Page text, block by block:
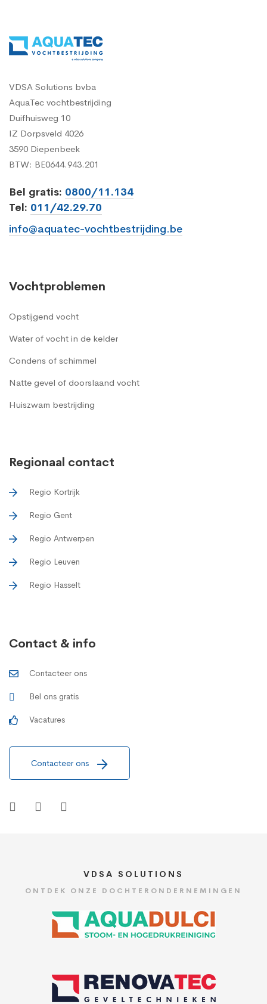
VDSA Solutions bvba
AquaTec vochtbestrijding
Duifhuisweg 10
IZ Dorpsveld 4026
3590 Diepenbeek
BTW: BE0644.943.201
Bel gratis: 0800/11.134
Tel: 011/42.29.70
info@aquatec-vochtbestrijding.be
Vochtproblemen
Opstijgend vocht
Water of vocht in de kelder
Condens of schimmel
Natte gevel of doorslaand vocht
Huiszwam bestrijding
Regionaal contact
Regio Kortrijk
Regio Gent
Regio Antwerpen
Regio Leuven
Regio Hasselt
Contact & info
Contacteer ons
Bel ons gratis
Vacatures
Contacteer ons
VDSA SOLUTIONS
ONTDEK ONZE DOCHTERONDERNEMINGEN